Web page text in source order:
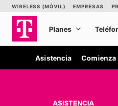
Asistencia Comienza
ASISTENCIA